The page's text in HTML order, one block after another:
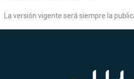
La versión vigente será siempre la